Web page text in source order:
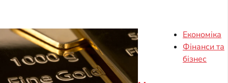
Економіка
Фінанси та
бізнес